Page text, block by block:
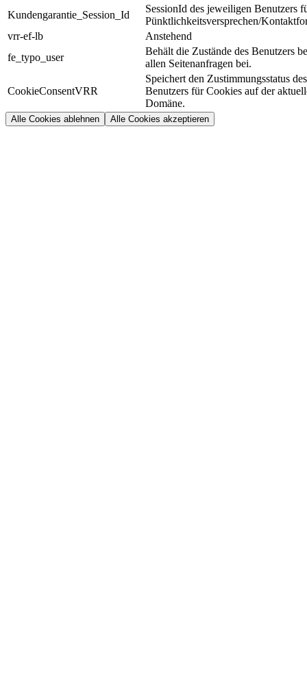
Kundengarantie_Session_Id
SessionId des jeweiligen Benutzers
Pünktlichkeitsversprechen/
vrr-ef-lb
Anstehend
fe_typo_user
Behält die Zustände des Benutzers
allen Seitenanfragen bei.
CookieConsentVRR
Speichert den Zustimmungsstatus des
Benutzers für Cookies auf der
Domäne.
Alle Cookies ablehnen Alle Cookies akzeptieren